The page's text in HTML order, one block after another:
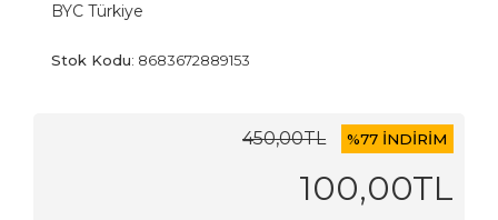
BYC Türkiye
Stok Kodu: 8683672889153
450,00TL %77 İNDİRİM
100,00TL